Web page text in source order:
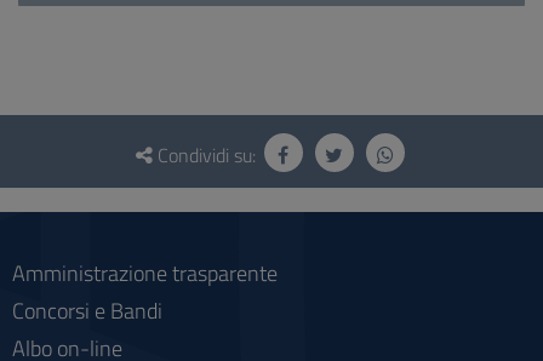
Questionario
social
Condividi su:
Amministrazione trasparente
Concorsi e Bandi
Albo on-line